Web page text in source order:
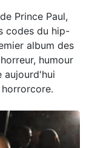
Prince Paul,
codes du hip-
album des
humour
aujourd'hui